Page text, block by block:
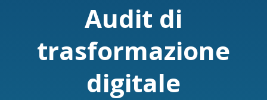
Audit di
trasformazione
digitale